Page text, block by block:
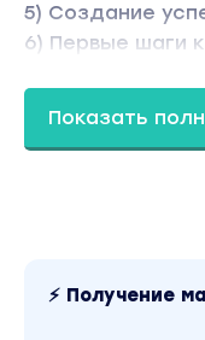
5) Создание
6) Первые шаги
Курс дает
Показать
⚡ Получение